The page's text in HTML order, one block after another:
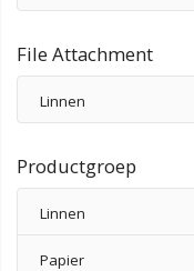
File Attachment
Linnen
Productgroep
Linnen
Papier